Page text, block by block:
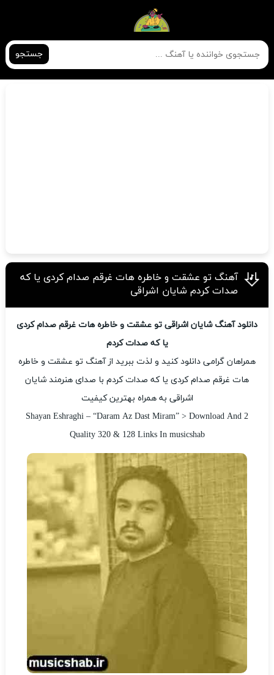
جستجو
آهنگ تو عشقت و خاطره هات غرقم صدام کردی یا که
صدات کردم شایان اشراقی
دانلود آهنگ شایان اشراقی تو عشقت و خاطره هات غرقم صدام کردی
یا که صدات کردم
همراهان گرامی دانلود کنید و لذت ببرید از آهنگ تو عشقت و خاطره
هات غرقم صدام کردی یا که صدات کردم با صدای هنرمند شایان
اشراقی به همراه بهترین کیفیت
Shayan Eshraghi – “Daram Az Dast Miram” > Download And 2
Quality 320 & 128 Links In musicshab